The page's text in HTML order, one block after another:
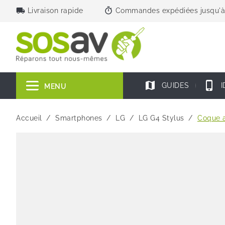
local_shipping Livraison rapide timer Commandes expédiées
MENU map GUIDES phone_iphone
Accueil Smartphones LG LG G4 Stylus Coque